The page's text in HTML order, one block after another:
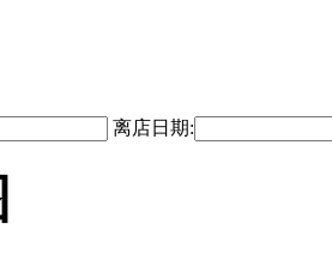
离店日期: